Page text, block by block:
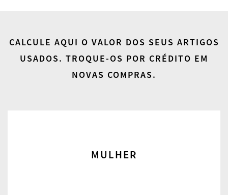
CALCULE AQUI O VALOR DOS SEUS ARTIGOS
USADOS. TROQUE-OS POR CRÉDITO EM
NOVAS COMPRAS.
MULHER